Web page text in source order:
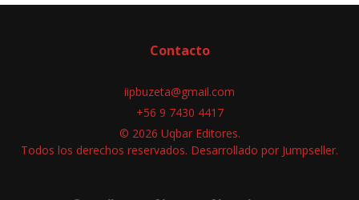
Contacto
iipbuzeta@gmail.com
+56 9 7430 4417
© 2026 Uqbar Editores.
Todos los derechos reservados. Desarrollado por Jumpseller.